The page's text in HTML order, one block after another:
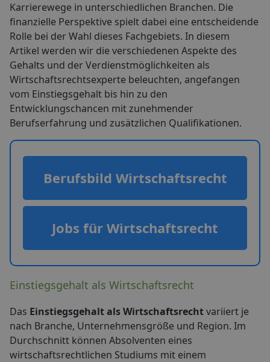
Karrierewege in unterschiedlichen Branchen. Die
finanzielle Perspektive spielt dabei eine entscheidende
Rolle bei der Wahl dieses Fachgebiets. In diesem
Artikel werden wir die verschiedenen Aspekte des
Gehalts und der Verdienstmöglichkeiten als
Wirtschaftsrechtsexperte beleuchten, angefangen
vom Einstiegsgehalt bis hin zu den
Entwicklungschancen mit zunehmender
Berufserfahrung und zusätzlichen Qualifikationen.
Berufsbild Wirtschaftsrecht
Jobs für Wirtschaftsrecht
Einstiegsgehalt als Wirtschaftsrecht
Das Einstiegsgehalt als Wirtschaftsrechtvariiert je
nach Branche, Unternehmensgröße und Region. Im
Durchschnitt können Absolventen eines
wirtschaftsrechtlichen Studiums mit einem